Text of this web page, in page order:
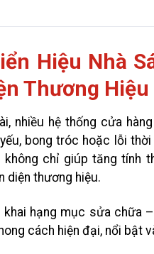
Hiệu Nhà
Thương
nhiều hệ thống cửa
bong tróc hoặc lỗi
chỉ giúp tăng tính
diện thương hiệu.
khai hạng mục sửa
cách hiện đại, nổi bật